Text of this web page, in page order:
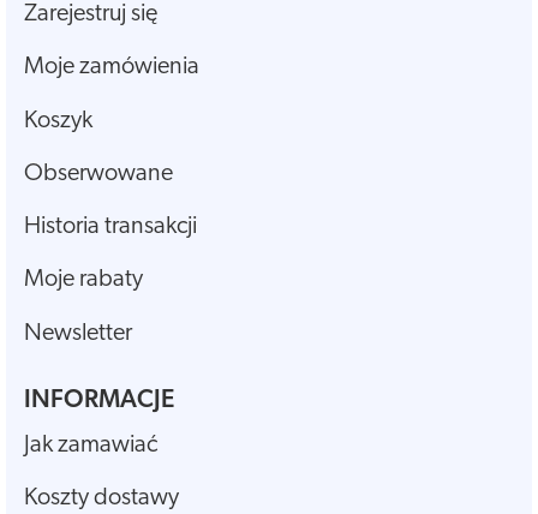
Zarejestruj się
Moje zamówienia
Koszyk
Obserwowane
Historia transakcji
Moje rabaty
Newsletter
INFORMACJE
Jak zamawiać
Koszty dostawy